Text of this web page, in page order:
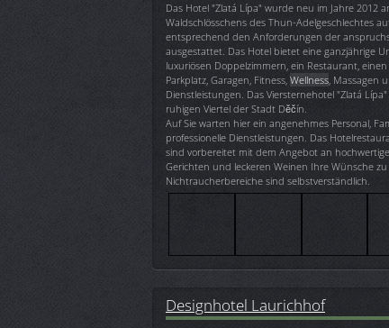
Das Hotel "Zlatá Lípa" wurde neu im Jahre 2012
Waldschlösschens des Thun-Adelgeschlechtes
entsprechend den Anforderungen der
ausgestattet. Das Hotel bietet eine ganzjährige
luxuriösen Doppelzimmern, ein Restaurant,
Parkplatz, Garagen, Fitness, Wellness, Massagen
Dienstleistungen. Das Viersternehotel "Zlatá
ruhigen Viertel der Stadt Děčín.
Auf Sie warten hier ein angenehmes Personal,
professionelle Dienstleistungen. Das
sind vorbereitet mit dem Angebot an
Gerichten und leckeren Weinen Ihre Wünsche zu
Nichtraucherbereiche sind selbstverständlich.
Designhotel Laurichhof